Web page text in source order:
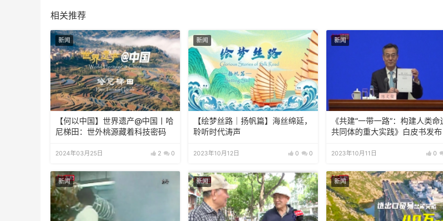
相关推荐
新闻
【何以中国】世界遗产@中国丨哈
尼梯田：世外桃源藏着科技密码
2024年03月25日 2 0
新闻
【绘梦丝路｜扬帆篇】海丝绵延，
聆听时代涛声
2023年10月12日 0 0
新闻
《共建“一带一路”：构建人类命
共同体的重大实践》白皮书发布
2023年10月11日 0
新闻 新闻 新闻